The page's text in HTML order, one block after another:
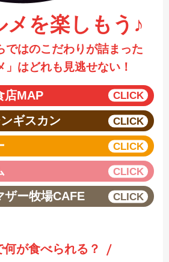
メを楽しもう♪
ではのこだわりが詰まった
」はどれも見逃せない！
店MAP
ギスカン
ザー牧場CAFE
何が食べられる？